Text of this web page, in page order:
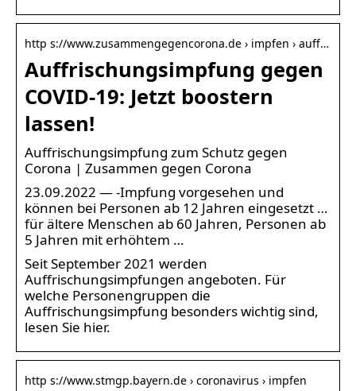
http s://www.zusammengegencorona.de › impfen › auff…
Auffrischungsimpfung gegen
COVID-19: Jetzt boostern
lassen!
Auffrischungsimpfung zum Schutz gegen
Corona | Zusammen gegen Corona
23.09.2022 — -Impfung vorgesehen und
können bei Personen ab 12 Jahren eingesetzt …
für ältere Menschen ab 60 Jahren, Personen ab
5 Jahren mit erhöhtem …
Seit September 2021 werden
Auffrischungsimpfungen angeboten. Für
welche Personengruppen die
Auffrischungsimpfung besonders wichtig sind,
lesen Sie hier.
http s://www.stmgp.bayern.de › coronavirus › impfen